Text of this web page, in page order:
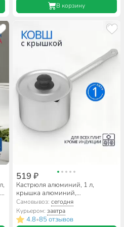
В корзину
519 ₽
Кастрюля алюминий, 1 л,
крышка алюминий,
алюминиевая ручка, Калитва,
14010
Самовывоз: сегодня
Курьером: завтра
4.8•85 отзывов